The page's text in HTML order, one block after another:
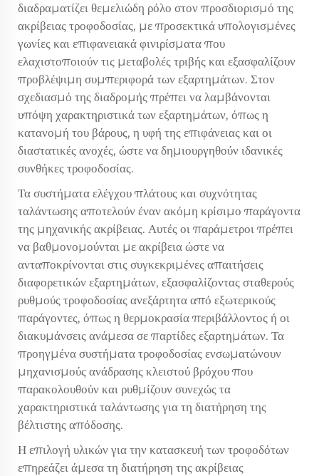
διαδραματίζει θεμελιώδη ρόλο στον προσδιορισμό της
ακρίβειας τροφοδοσίας, με προσεκτικά υπολογισμένες
γωνίες και επιφανειακά φινιρίσματα που
ελαχιστοποιούν τις μεταβολές τριβής και εξασφαλίζουν
προβλέψιμη συμπεριφορά των εξαρτημάτων. Στον
σχεδιασμό της διαδρομής πρέπει να λαμβάνονται
υπόψη χαρακτηριστικά των εξαρτημάτων, όπως η
κατανομή του βάρους, η υφή της επιφάνειας και οι
διαστατικές ανοχές, ώστε να δημιουργηθούν ιδανικές
συνθήκες τροφοδοσίας.
Τα συστήματα ελέγχου πλάτους και συχνότητας
ταλάντωσης αποτελούν έναν ακόμη κρίσιμο παράγοντα
της μηχανικής ακρίβειας. Αυτές οι παράμετροι πρέπει
να βαθμονομούνται με ακρίβεια ώστε να
ανταποκρίνονται στις συγκεκριμένες απαιτήσεις
διαφορετικών εξαρτημάτων, εξασφαλίζοντας σταθερούς
ρυθμούς τροφοδοσίας ανεξάρτητα από εξωτερικούς
παράγοντες, όπως η θερμοκρασία περιβάλλοντος ή οι
διακυμάνσεις ανάμεσα σε παρτίδες εξαρτημάτων. Τα
προηγμένα συστήματα τροφοδοσίας ενσωματώνουν
μηχανισμούς ανάδρασης κλειστού βρόχου που
παρακολουθούν και ρυθμίζουν συνεχώς τα
χαρακτηριστικά ταλάντωσης για τη διατήρηση της
βέλτιστης απόδοσης.
Η επιλογή υλικών για την κατασκευή των τροφοδότων
επηρεάζει άμεσα τη διατήρηση της ακρίβειας